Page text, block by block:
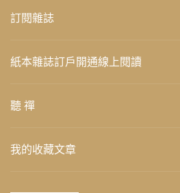
訂閱雜誌
紙本雜誌訂戶開通線上閱讀
聽 禪
我的收藏文章